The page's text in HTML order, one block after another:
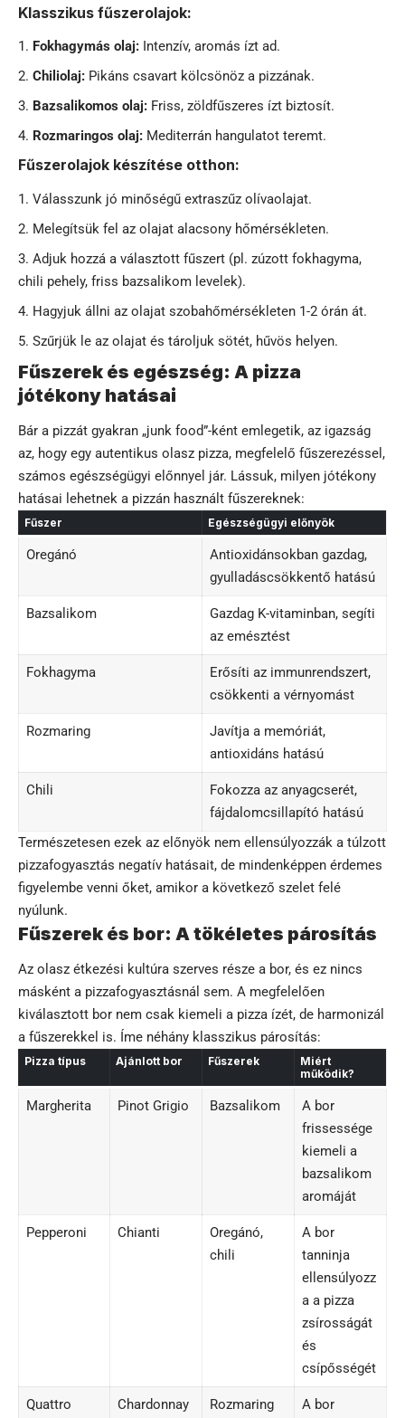
Klasszikus fűszerolajok:
Fokhagymás olaj: Intenzív, aromás ízt ad.
Chiliolaj: Pikáns csavart kölcsönöz a pizzának.
Bazsalikomos olaj: Friss, zöldfűszeres ízt biztosít.
Rozmaringos olaj: Mediterrán hangulatot teremt.
Fűszerolajok készítése otthon:
Válasszunk jó minőségű extraszűz olívaolajat.
Melegítsük fel az olajat alacsony hőmérsékleten.
Adjuk hozzá a választott fűszert (pl. zúzott fokhagyma,
chili pehely, friss bazsalikom levelek).
Hagyjuk állni az olajat szobahőmérsékleten 1-2 órán át.
Szűrjük le az olajat és tároljuk sötét, hűvös helyen.
Fűszerek és egészség: A pizza
jótékony hatásai
Bár a pizzát gyakran „junk food”-ként emlegetik, az igazság
az, hogy egy autentikus olasz pizza, megfelelő fűszerezéssel,
számos egészségügyi előnnyel jár. Lássuk, milyen jótékony
hatásai lehetnek a pizzán használt fűszereknek:
Fűszer Egészségügyi előnyök
Oregánó
Antioxidánsokban gazdag,
gyulladáscsökkentő hatású
Bazsalikom
Gazdag K-vitaminban, segíti
az emésztést
Fokhagyma
Erősíti az immunrendszert,
csökkenti a vérnyomást
Rozmaring
Javítja a memóriát,
antioxidáns hatású
Chili
Fokozza az anyagcserét,
fájdalomcsillapító hatású
Természetesen ezek az előnyök nem ellensúlyozzák a túlzott
pizzafogyasztás negatív hatásait, de mindenképpen érdemes
figyelembe venni őket, amikor a következő szelet felé
nyúlunk.
Fűszerek és bor: A tökéletes párosítás
Az olasz étkezési kultúra szerves része a bor, és ez nincs
másként a pizzafogyasztásnál sem. A megfelelően
kiválasztott bor nem csak kiemeli a pizza ízét, de harmonizál
a fűszerekkel is. Íme néhány klasszikus párosítás:
Pizza típus Ajánlott bor Fűszerek
Miért
működik?
Margherita Pinot Grigio Bazsalikom
A bor
frissessége
kiemeli a
bazsalikom
aromáját
Pepperoni Chianti
Oregánó,
chili
A bor
tanninja
ellensúlyozz
a a pizza
zsírosságát
és
csípősségét
Quattro
Chardonnay Rozmaring
A bor